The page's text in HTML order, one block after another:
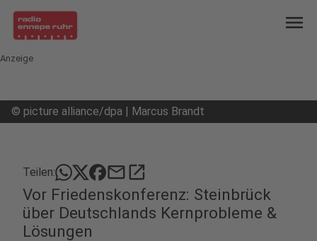
menu
Anzeige
© picture alliance/dpa | Marcus Brandt
Teilen: mailopen_in_new
Vor Friedenskonferenz: Steinbrück
über Deutschlands Kernprobleme &
Lösungen